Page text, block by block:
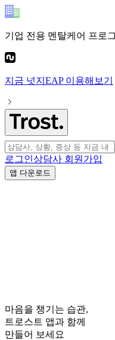
기업 전용 멘탈케어 프로
지금 넛지EAP이용해보기
로그인상담사 회원가입
앱 다운로드
마음을 챙기는 습관,
트로스트 앱과 함께
만들어 보세요